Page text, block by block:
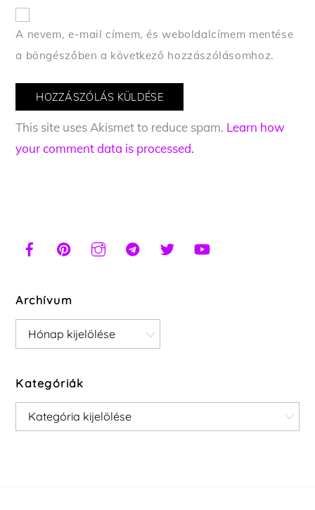
A nevem, e-mail címem, és weboldalcímem mentése
a böngészőben a következő hozzászólásomhoz.
This site uses Akismet to reduce spam. Learn how
your comment data is processed.
Archívum
Archívum
Kategóriák
Kategóriák